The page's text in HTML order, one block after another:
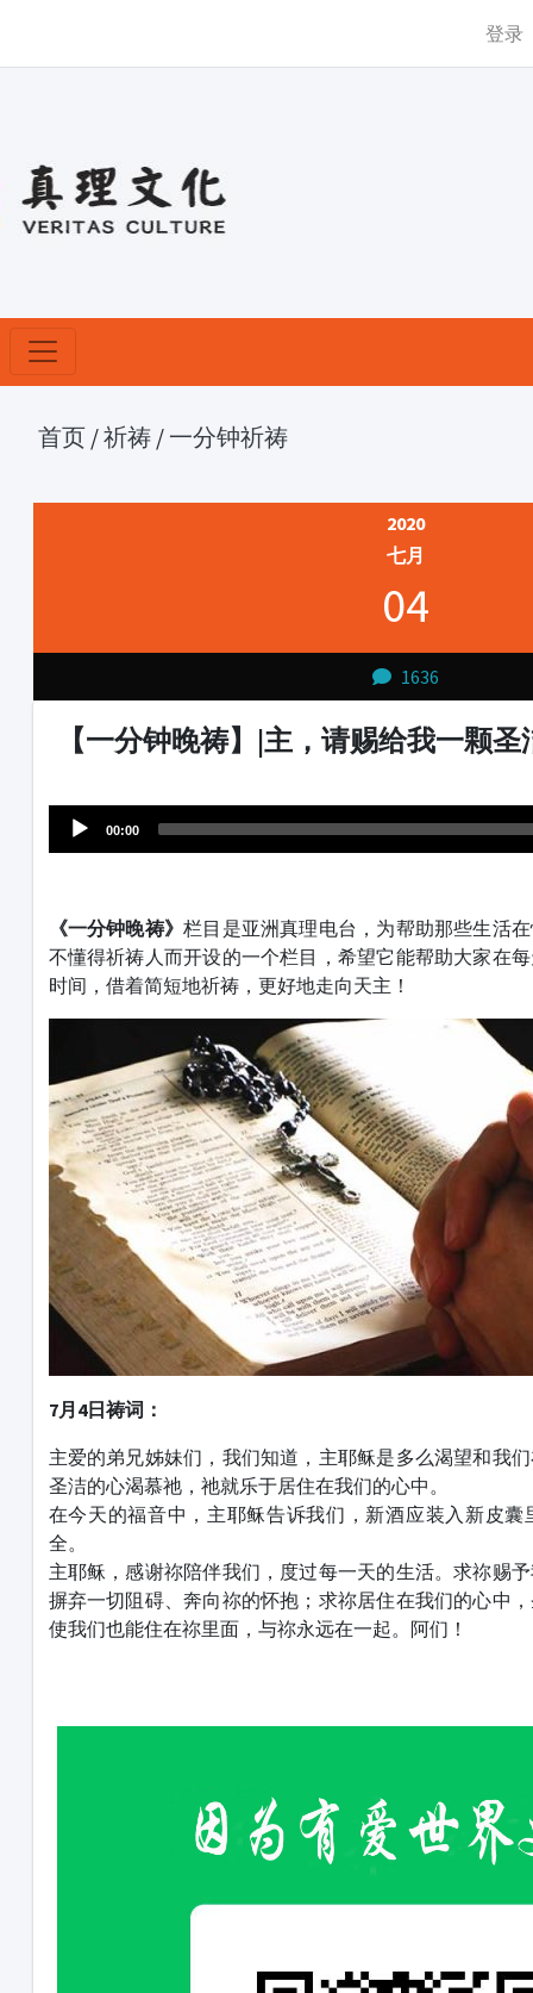
登录
首页 /祈祷 / 一分钟祈祷
2020
七月
04
1636
【一分钟晚祷】|主，请赐给我一颗
Player
00:00
《一分钟晚祷》栏目是亚洲真理电台，为帮助那些生活
不懂得祈祷人而开设的一个栏目，希望它能帮助大家在
时间，借着简短地祈祷，更好地走向天主！
7月4日祷词：
主爱的弟兄姊妹们，我们知道，主耶稣是多么渴望和我
圣洁的心渴慕祂，祂就乐于居住在我们的心中。
在今天的福音中，主耶稣告诉我们，新酒应装入新皮
全。
主耶稣，感谢祢陪伴我们，度过每一天的生活。求祢赐
摒弃一切阻碍、奔向祢的怀抱；求祢居住在我们的心中
使我们也能住在祢里面，与祢永远在一起。阿们！